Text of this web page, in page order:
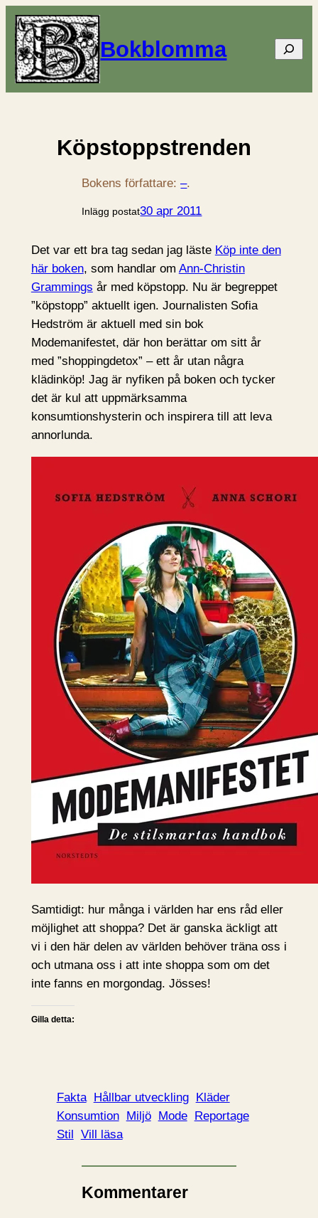
Bokblomma Sök
Köpstoppstrenden
Bokens författare:–.
Inlägg postat30 apr 2011
Det var ett bra tag sedan jag läste Köp inte den
här boken, som handlar om Ann-Christin
Grammings år med köpstopp. Nu är begreppet
”köpstopp” aktuellt igen. Journalisten Sofia
Hedström är aktuell med sin bok
Modemanifestet, där hon berättar om sitt år
med ”shoppingdetox” – ett år utan några
klädinköp! Jag är nyfiken på boken och tycker
det är kul att uppmärksamma
konsumtionshysterin och inspirera till att leva
annorlunda.
Samtidigt: hur många i världen har ens råd eller
möjlighet att shoppa? Det är ganska äckligt att
vi i den här delen av världen behöver träna oss i
och utmana oss i att inte shoppa som om det
inte fanns en morgondag. Jösses!
Gilla detta:
Fakta Hållbar utveckling Kläder
Konsumtion Miljö Mode Reportage
Stil Vill läsa
Kommentarer